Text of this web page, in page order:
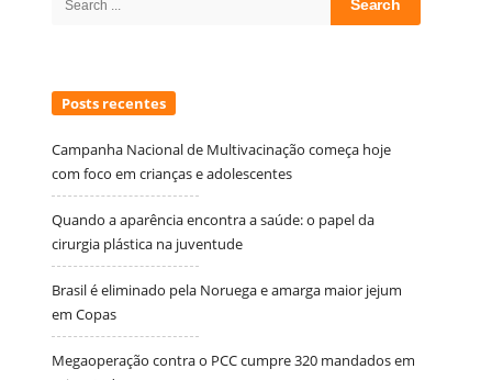
Posts recentes
Campanha Nacional de Multivacinação começa hoje
com foco em crianças e adolescentes
Quando a aparência encontra a saúde: o papel da
cirurgia plástica na juventude
Brasil é eliminado pela Noruega e amarga maior jejum
em Copas
Megaoperação contra o PCC cumpre 320 mandados em